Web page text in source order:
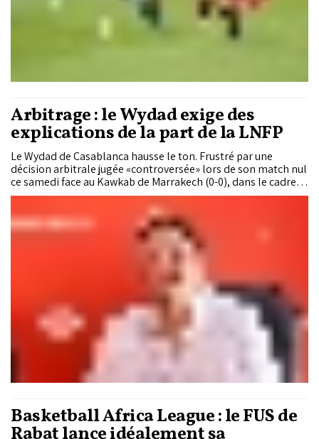
Arbitrage : le Wydad exige des
explications de la part de la LNFP
Le Wydad de Casablanca hausse le ton. Frustré par une
décision arbitrale jugée «controversée» lors de son match nul
ce samedi face au Kawkab de Marrakech (0-0), dans le cadre
de la 16e journée de la Botola Pro D1, le club casablancais
réclame des clarifications urgentes et remet en question
l’utilisation du VAR dans le championnat national.
Basketball Africa League : le FUS de